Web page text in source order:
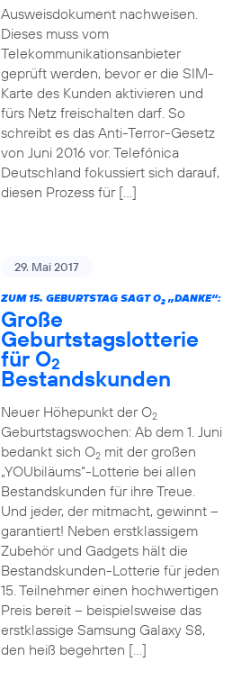
Ausweisdokument nachweisen.
Dieses muss vom
Telekommunikationsanbieter
geprüft werden, bevor er die SIM-
Karte des Kunden aktivieren und
fürs Netz freischalten darf. So
schreibt es das Anti-Terror-Gesetz
von Juni 2016 vor. Telefónica
Deutschland fokussiert sich darauf,
diesen Prozess für […]
29. Mai 2017
ZUM 15. GEBURTSTAG SAGT O2„DANKE“:
Große
Geburtstagslotterie
für O2
Bestandskunden
Neuer Höhepunkt der O2
Geburtstagswochen: Ab dem 1. Juni
bedankt sich O2mit der großen
„YOUbiläums“-Lotterie bei allen
Bestandskunden für ihre Treue.
Und jeder, der mitmacht, gewinnt –
garantiert! Neben erstklassigem
Zubehör und Gadgets hält die
Bestandskunden-Lotterie für jeden
15. Teilnehmer einen hochwertigen
Preis bereit – beispielsweise das
erstklassige Samsung Galaxy S8,
den heiß begehrten […]